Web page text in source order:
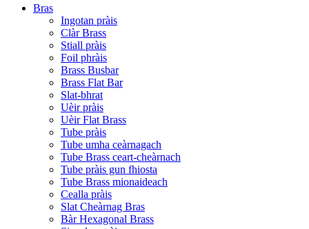
Bras
Ingotan pràis
Clàr Brass
Stiall pràis
Foil phràis
Brass Busbar
Brass Flat Bar
Slat-bhrat
Uèir pràis
Uèir Flat Brass
Tube pràis
Tube umha ceàrnagach
Tube Brass ceart-cheàrnach
Tube pràis gun fhiosta
Tube Brass mionaideach
Cealla pràis
Slat Cheàrnag Bras
Bàr Hexagonal Brass